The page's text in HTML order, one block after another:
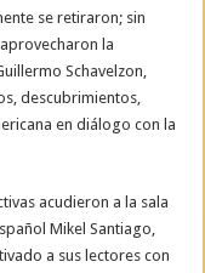
se retiraron; sin
la
Schavelzon,
descubrimientos,
en diálogo con la
acudieron a la sala
Mikel Santiago,
a sus lectores con